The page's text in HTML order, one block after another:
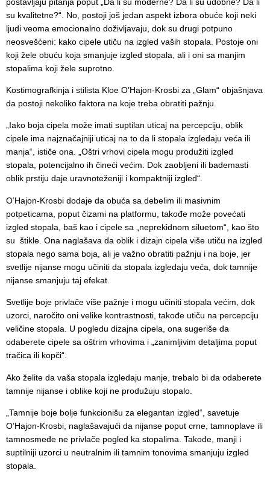
su kvalitetne?“. No, postoji još jedan aspekt izbora obuće koji neki
ljudi veoma emocionalno doživljavaju, dok su drugi potpuno
neosvešćeni: kako cipele utiču na izgled vaših stopala. Postoje oni
koji žele obuću koja smanjuje izgled stopala, ali i oni sa manjim
stopalima koji žele suprotno.
Kostimografkinja i stilista Kloe O’Hajon-Krosbi za „Glam“ objašnjava
da postoji nekoliko faktora na koje treba obratiti pažnju.
„Iako boja cipela može imati suptilan uticaj na percepciju, oblik
cipele ima najznačajniji uticaj na to da li stopala izgledaju veća ili
manja“, ističe ona. „Oštri vrhovi cipela mogu produžiti izgled
stopala, potencijalno ih čineći većim. Dok zaobljeni ili bademasti
oblik prstiju daje uravnoteženiji i kompaktniji izgled“.
O’Hajon-Krosbi dodaje da obuća sa debelim ili masivnim
potpeticama, poput čizami na platformu, takođe može povećati
izgled stopala, baš kao i cipele sa „neprekidnom siluetom“, kao što
su štikle. Ona naglašava da oblik i dizajn cipela više utiču na izgled
stopala nego sama boja, ali je važno obratiti pažnju i na boje, jer
svetlije nijanse mogu učiniti da stopala izgledaju veća, dok tamnije
nijanse smanjuju taj efekat.
Svetlije boje privlače više pažnje i mogu učiniti stopala većim, dok
uzorci, naročito oni velike kontrastnosti, takođe utiču na percepciju
veličine stopala. U pogledu dizajna cipela, ona sugeriše da
odaberete cipele sa oštrim vrhovima i „zanimljivim detaljima poput
tračica ili kopči“.
Ako želite da vaša stopala izgledaju manje, trebalo bi da odaberete
tamnije nijanse i oblike koji ne produžuju stopalo.
„Tamnije boje bolje funkcionišu za elegantan izgled“, savetuje
O’Hajon-Krosbi, naglašavajući da nijanse poput crne, tamnoplave ili
tamnosmeđe ne privlače pogled ka stopalima. Takođe, manji i
suptilniji uzorci u neutralnim ili tamnim tonovima smanjuju izgled
stopala.